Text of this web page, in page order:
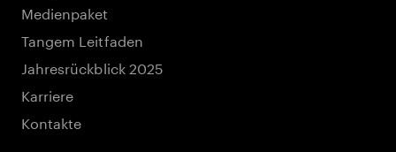
Medienpaket
Tangem Leitfaden
Jahresrückblick 2025
Karriere
Kontakte